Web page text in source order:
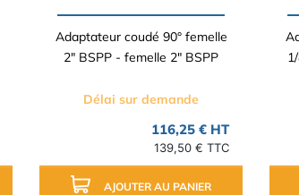
Adaptateur coudé 90° femelle
2" BSPP - femelle 2" BSPP
Délai sur demande
116,25 € HT
139,50 € TTC
AJOUTER AU PANIER